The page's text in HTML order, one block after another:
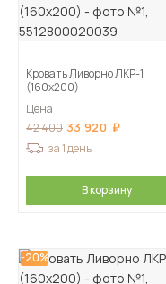
Кровать Ливорно ЛКР-1
(160х200)
Цена
42 400 33 920
за 1 день
В корзину
-20%